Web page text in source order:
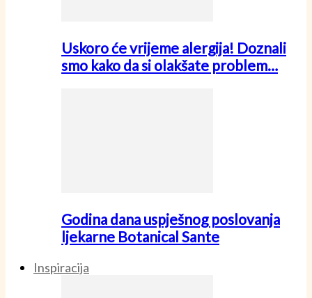
Uskoro će vrijeme alergija! Doznali
smo kako da si olakšate problem…
Godina dana uspješnog poslovanja
ljekarne Botanical Sante
Inspiracija